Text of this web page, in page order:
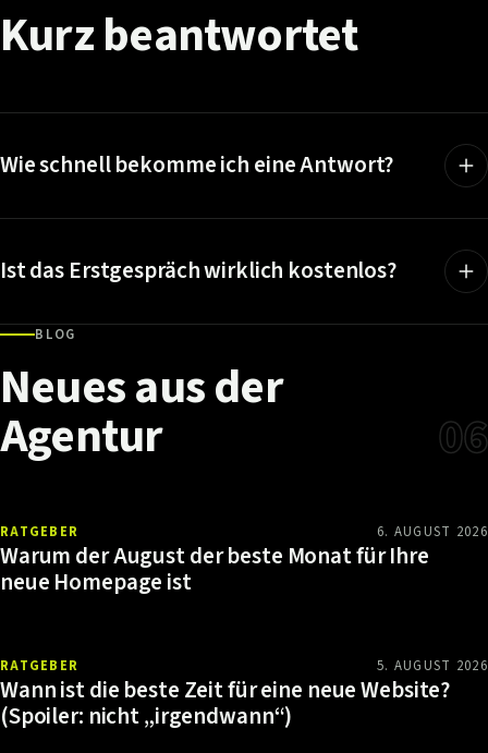
Kurzbeantwortet
Wie schnell bekomme ich eine Antwort?
Ist das Erstgespräch wirklich kostenlos?
BLOG
Neuesausder
Agentur 06
RATGEBER 6. AUGUST 2026
Warum der August der beste Monat für Ihre
neue Homepage ist
RATGEBER 5. AUGUST 2026
Wann ist die beste Zeit für eine neue Website?
(Spoiler: nicht „irgendwann“)